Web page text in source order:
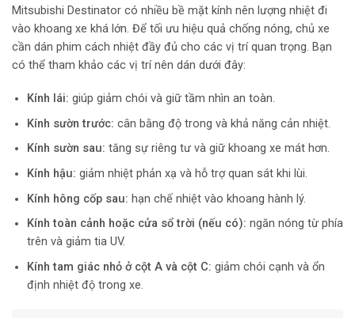
Mitsubishi Destinator có nhiều bề mặt kính nên lượng nhiệt đi
vào khoang xe khá lớn. Để tối ưu hiệu quả chống nóng, chủ xe
cần dán phim cách nhiệt đầy đủ cho các vị trí quan trọng. Bạn
có thể tham khảo các vị trí nên dán dưới đây:
Kính lái: giúp giảm chói và giữ tầm nhìn an toàn.
Kính sườn trước: cân bằng độ trong và khả năng cản nhiệt.
Kính sườn sau: tăng sự riêng tư và giữ khoang xe mát hơn.
Kính hậu: giảm nhiệt phản xạ và hỗ trợ quan sát khi lùi.
Kính hông cốp sau: hạn chế nhiệt vào khoang hành lý.
Kính toàn cảnh hoặc cửa sổ trời (nếu có): ngăn nóng từ phía
trên và giảm tia UV.
Kính tam giác nhỏ ở cột A và cột C: giảm chói cạnh và ổn
định nhiệt độ trong xe.